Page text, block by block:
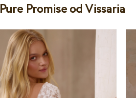
Promise od Vissaria